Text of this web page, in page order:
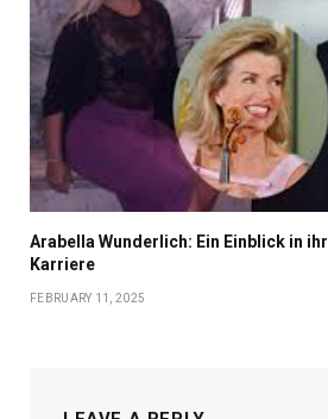
Arabella Wunderlich: Ein Einblick in
Karriere
FEBRUARY 11, 2025